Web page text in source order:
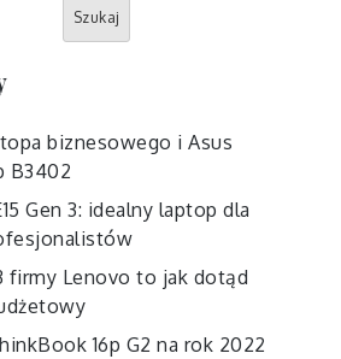
Szukaj
biznesowego i Asus
B3402
Gen 3: idealny laptop dla
firmy Lenovo to jak dotąd
16p G2 na rok 2022